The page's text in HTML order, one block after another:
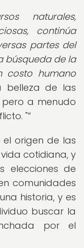
naturales,
continúa
partes del
búsqueda de la
costo humano
belleza de las
a menudo
"
el origen de las
cotidiana, y
elecciones de
comunidades
historia, y es
buscar la
por el